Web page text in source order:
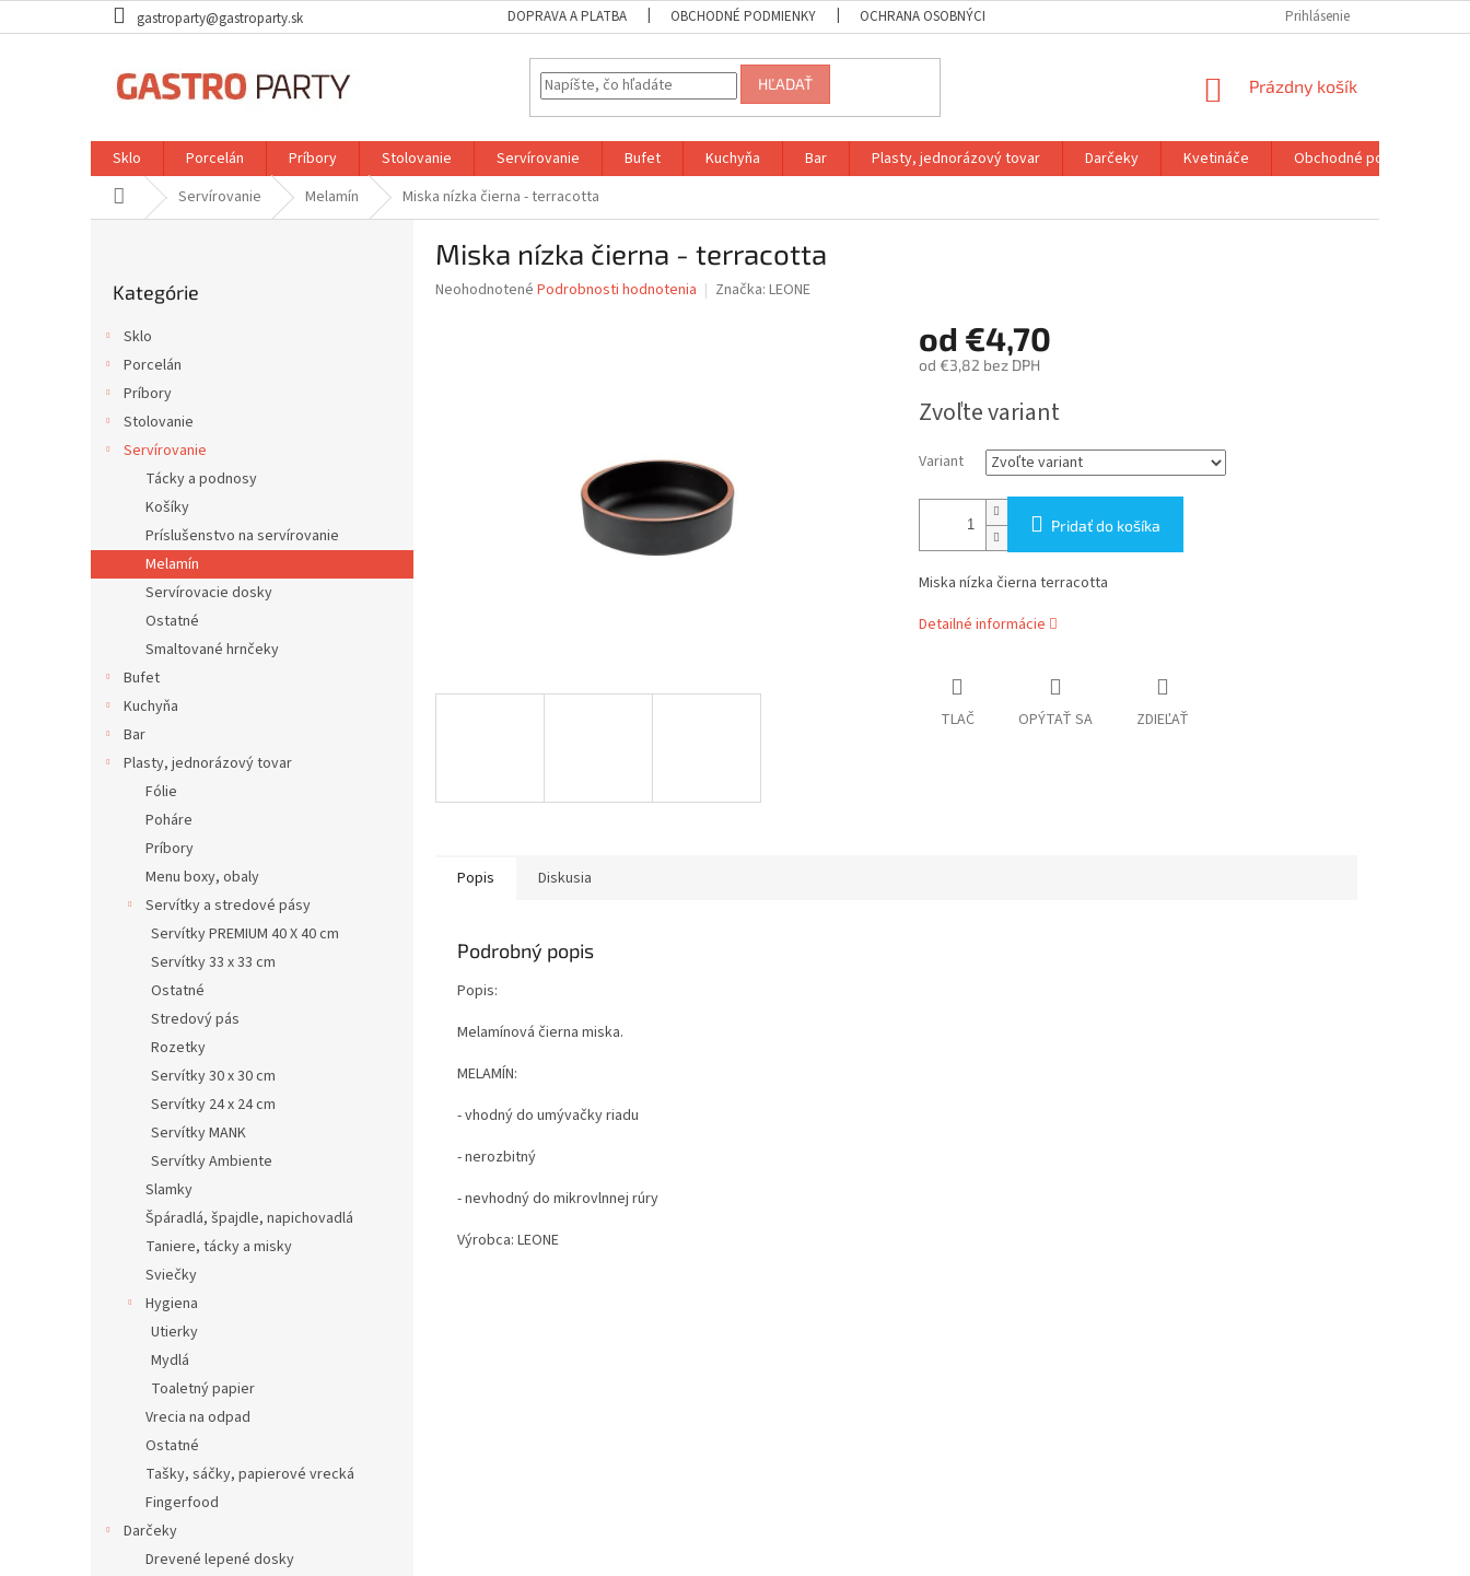
na
gastroparty@gastroparty.sk DOPRAVA A PLATBA OBCHODNÉ PODMIENKY OCHRANA OSOBNÝCH ÚDAJOV Prihlásenie
HĽADAŤ
NÁKUPNÝ
Prázdny košík
Sklo Porcelán Príbory Stolovanie Servírovanie Bufet Kuchyňa Bar Plasty, jednorázový tovar Darčeky Kvetináče
Obchodné podmienky
DomovServírovanie Melamín Miska nízka čierna - terracotta
kategórie
Kategórie
Sklo
Porcelán
Príbory
Stolovanie
Servírovanie
Tácky a podnosy
Košíky
Príslušenstvo na servírovanie
Melamín
Servírovacie dosky
Ostatné
Smaltované hrnčeky
Bufet
Kuchyňa
Bar
Plasty, jednorázový tovar
Fólie
Poháre
Príbory
Menu boxy, obaly
Servítky a stredové pásy
Servítky PREMIUM 40 X 40 cm
Servítky 33 x 33 cm
Ostatné
Stredový pás
Rozetky
Servítky 30 x 30 cm
Servítky 24 x 24 cm
Servítky MANK
Servítky Ambiente
Slamky
Špáradlá, špajdle, napichovadlá
Taniere, tácky a misky
Sviečky
Hygiena
Utierky
Mydlá
Toaletný papier
Vrecia na odpad
Ostatné
Tašky, sáčky, papierové vrecká
Fingerfood
Darčeky
Drevené lepené dosky
Miska nízka čierna - terracotta
Priemerné
Neohodnotené Podrobnosti hodnotenia Značka: LEONE
od €4,70
od €3,82 bez DPH
cena:
Zvoľte variant
Variant
Pridať do košíka
Miska nízka čierna terracotta
Detailné informácie
TLAČ OPÝTAŤ SA ZDIEĽAŤ
Popis Diskusia
Podrobný popis
Popis:
Melamínová čierna miska.
MELAMÍN:
- vhodný do umývačky riadu
- nerozbitný
- nevhodný do mikrovlnnej rúry
Výrobca: LEONE